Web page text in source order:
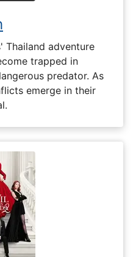
adventure
trapped in
predator. As
emerge in their